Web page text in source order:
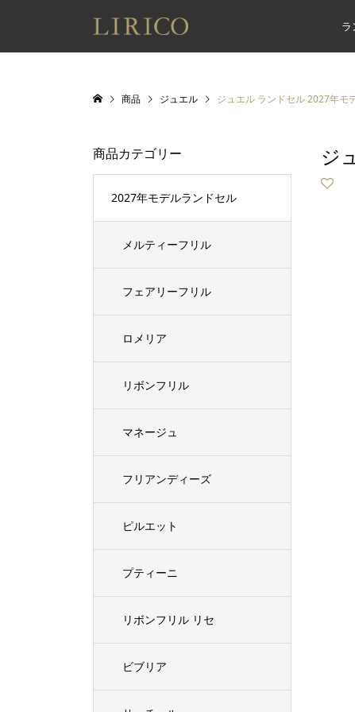
ラ
商品 ジュエル ジュエル ランドセル 2027年モ
ジ
商品カテゴリー
2027年モデルランドセル
メルティーフリル
フェアリーフリル
ロメリア
リボンフリル
マネージュ
フリアンディーズ
ピルエット
プティーニ
リボンフリル リセ
ビブリア